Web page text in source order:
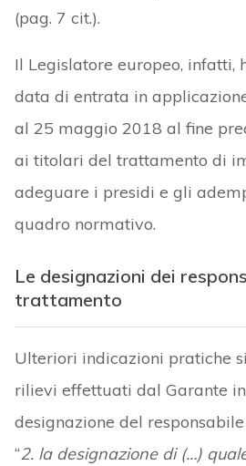
(pag. 7 cit.).
Il Legislatore europeo, infatti,
data di entrata in
al 25 maggio 2018 al fine
ai titolari del trattamento di
adeguare i presidi e gli
quadro normativo.
Le designazioni dei
trattamento
Ulteriori indicazioni pratiche
rilievi effettuati dal Garante
designazione del
“2. la designazione di (…)